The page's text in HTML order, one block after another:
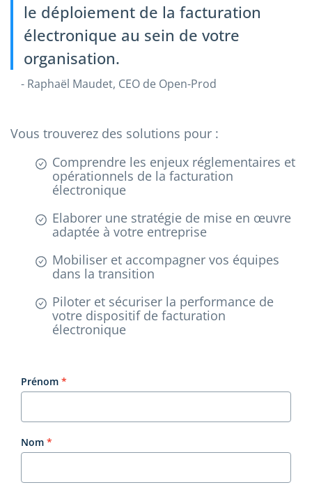
le déploiement de la facturation
électronique au sein de votre
organisation.
- Raphaël Maudet, CEO de Open-Prod
Vous trouverez des solutions pour :
Comprendre les enjeux réglementaires et
opérationnels de la facturation
électronique
Elaborer une stratégie de mise en œuvre
adaptée à votre entreprise
Mobiliser et accompagner vos équipes
dans la transition
Piloter et sécuriser la performance de
votre dispositif de facturation
électronique
Prénom
Nom